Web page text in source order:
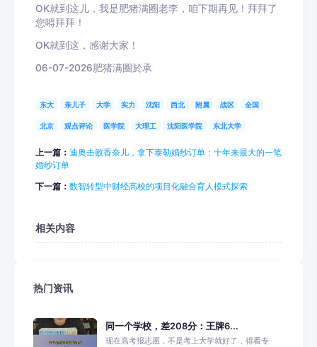
OK就到这儿，我是肥猪满圈老李，咱下期再见！拜拜了
您嘚拜拜！
OK就到这，感谢大家！
06-07-2026肥猪满圈於承
东大 亲儿子 大学 实力 沈阳 西北 附属 战区 全国
北京 观点评论 医学院 大理工 沈阳医学院 东北大学
上一篇： 迪奥击败香奈儿，拿下泰勒婚纱订单：十年来最大的一笔
婚纱订单
下一篇： 数智转型中财经高校的项目化融合育人模式探索
相关内容
热门资讯
同一个学校，差208分：王牌6...
现在高考报志愿，不是考上大学就好了，得看专